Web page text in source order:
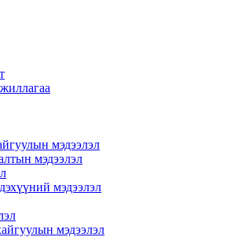
мэдээлэл
мэдээлэл
мэдээлэл
мэдээлэл